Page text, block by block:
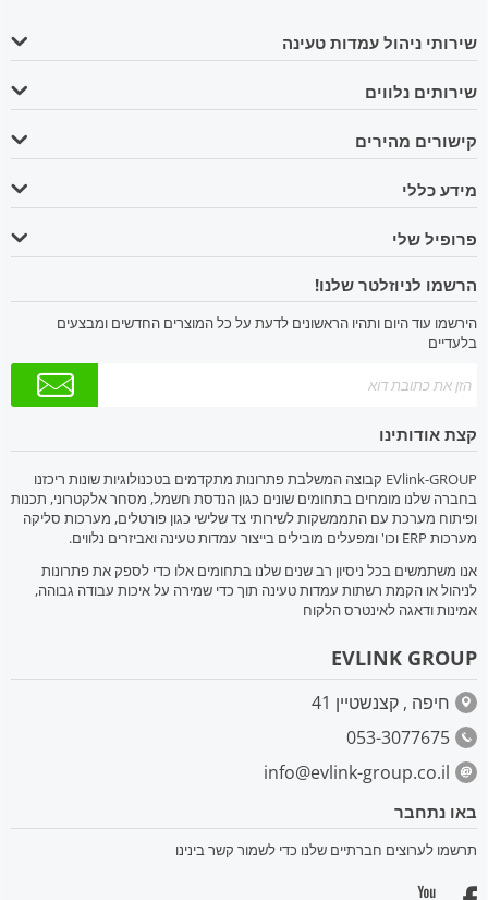
שירותי ניהול עמדות טעינה
שירותים נלווים
קישורים מהירים
מידע כללי
פרופיל שלי
הרשמו לניוזלטר שלנו!
הירשמו עוד היום ותהיו הראשונים לדעת על כל המוצרים החדשים ומבצעים
בלעדיים
קצת אודותינו
EVlink-GROUP קבוצה המשלבת פתרונות מתקדמים בטכנולוגיות שונות ריכזנו
בחברה שלנו מומחים בתחומים שונים כגון הנדסת חשמל, מסחר אלקטרוני, תכנות
ופיתוח מערכת עם התממשקות לשירותי צד שלישי כגון פורטלים, מערכות סליקה
מערכות ERP וכו' ומפעלים מובילים בייצור עמדות טעינה ואביזרים נלווים.
אנו משתמשים בכל ניסיון רב שנים שלנו בתחומים אלו כדי לספק את פתרונות
לניהול או הקמת רשתות עמדות טעינה תוך כדי שמירה על איכות עבודה גבוהה,
אמינות ודאגה לאינטרס הלקוח
EVLINK GROUP
חיפה , קצנשטיין 41
053-3077675
info@evlink-group.co.il
באו נתחבר
תרשמו לערוצים חברתיים שלנו כדי לשמור קשר בינינו